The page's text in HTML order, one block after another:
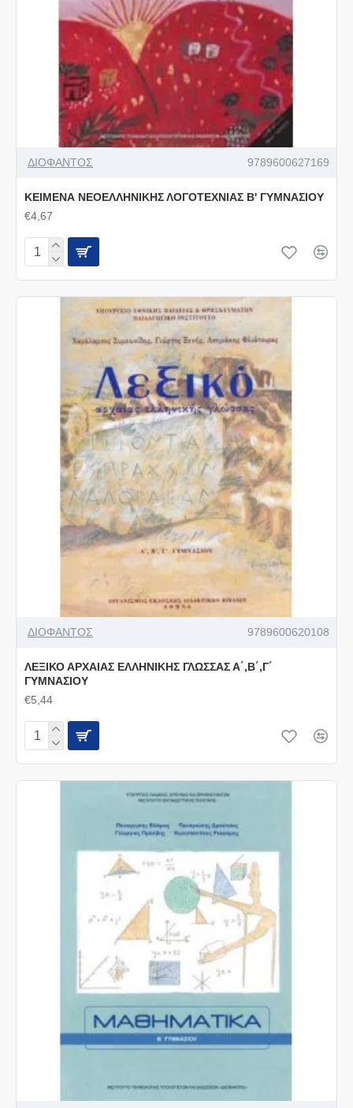
ΔΙΟΦΑΝΤΟΣ 9789600627169
ΚΕΙΜΕΝΑ ΝΕΟΕΛΛΗΝΙΚΗΣ ΛΟΓΟΤΕΧΝΙΑΣ Β' ΓΥΜΝΑΣΙΟΥ
€4,67
ΔΙΟΦΑΝΤΟΣ 9789600620108
ΛΕΞΙΚΟ ΑΡΧΑΙΑΣ ΕΛΛΗΝΙΚΗΣ ΓΛΩΣΣΑΣ Α΄,Β΄,Γ΄
ΓΥΜΝΑΣΙΟΥ
€5,44